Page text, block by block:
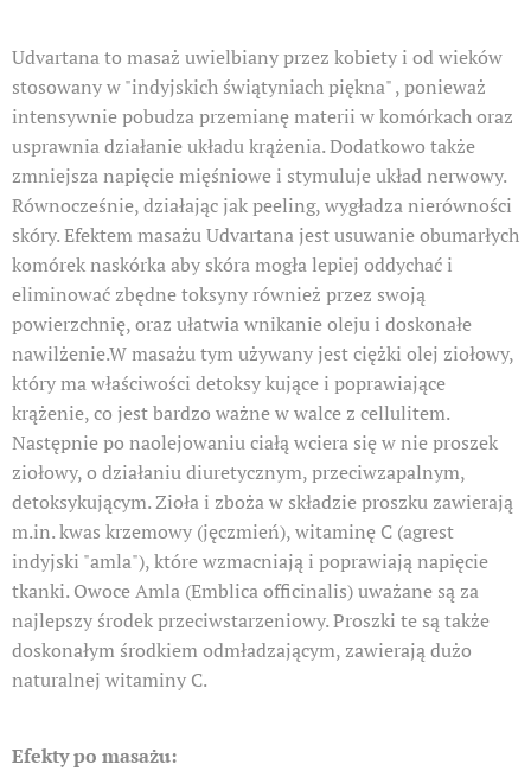
Udvartana to masaż uwielbiany przez kobiety i od wieków
stosowany w "indyjskich świątyniach piękna" , ponieważ
intensywnie pobudza przemianę materii w komórkach oraz
usprawnia działanie układu krążenia. Dodatkowo także
zmniejsza napięcie mięśniowe i stymuluje układ nerwowy.
Równocześnie, działając jak peeling, wygładza nierówności
skóry. Efektem masażu Udvartana jest usuwanie obumarłych
komórek naskórka aby skóra mogła lepiej oddychać i
eliminować zbędne toksyny również przez swoją
powierzchnię, oraz ułatwia wnikanie oleju i doskonałe
nawilżenie.W masażu tym używany jest ciężki olej ziołowy,
który ma właściwości detoksy kujące i poprawiające
krążenie, co jest bardzo ważne w walce z cellulitem.
Następnie po naolejowaniu ciałą wciera się w nie proszek
ziołowy, o działaniu diuretycznym, przeciwzapalnym,
detoksykującym. Zioła i zboża w składzie proszku zawierają
m.in. kwas krzemowy (jęczmień), witaminę C (agrest
indyjski "amla"), które wzmacniają i poprawiają napięcie
tkanki. Owoce Amla (Emblica officinalis) uważane są za
najlepszy środek przeciwstarzeniowy. Proszki te są także
doskonałym środkiem odmładzającym, zawierają dużo
naturalnej witaminy C.
Efekty po masażu: